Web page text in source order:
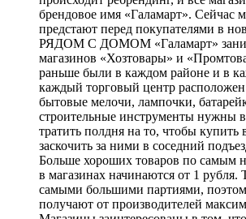
брендовое имя «Галамарт». Сейчас
предстают перед покупателями в
РЯДОМ С ДОМОМ «Галамарт»
магазинов «Хозтовары» и
раньше были в каждом районе и в
каждый торговый центр
бытовые мелочи, лампочки,
строительные инструменты нужны
тратить полдня на то, чтобы купить
заскочить за ними в соседний
Больше хороших товаров по самым
в магазинах начинаются от 1 рубля.
самыми большими партиями,
получают от производителей